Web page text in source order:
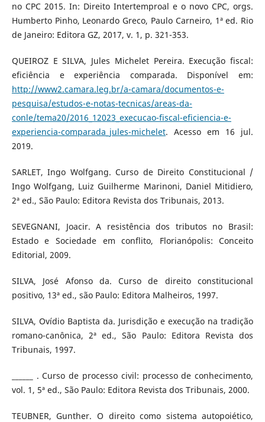
no CPC 2015. In: Direito Intertemproal e o novo CPC, orgs.
Humberto Pinho, Leonardo Greco, Paulo Carneiro, 1ª ed. Rio
de Janeiro: Editora GZ, 2017, v. 1, p. 321-353.
QUEIROZ E SILVA, Jules Michelet Pereira. Execução fiscal:
eficiência e experiência comparada. Disponível em:
http://www2.camara.leg.br/a-camara/documentos-e-
pesquisa/estudos-e-notas-tecnicas/areas-da-
conle/tema20/2016_12023_execucao-fiscal-eficiencia-e-
experiencia-comparada_jules-michelet. Acesso em 16 jul.
2019.
SARLET, Ingo Wolfgang. Curso de Direito Constitucional /
Ingo Wolfgang, Luiz Guilherme Marinoni, Daniel Mitidiero,
2ª ed., São Paulo: Editora Revista dos Tribunais, 2013.
SEVEGNANI, Joacir. A resistência dos tributos no Brasil:
Estado e Sociedade em conflito, Florianópolis: Conceito
Editorial, 2009.
SILVA, José Afonso da. Curso de direito constitucional
positivo, 13ª ed., são Paulo: Editora Malheiros, 1997.
SILVA, Ovídio Baptista da. Jurisdição e execução na tradição
romano-canônica, 2ª ed., São Paulo: Editora Revista dos
Tribunais, 1997.
______ . Curso de processo civil: processo de conhecimento,
vol. 1, 5ª ed., São Paulo: Editora Revista dos Tribunais, 2000.
TEUBNER, Gunther. O direito como sistema autopoiético,